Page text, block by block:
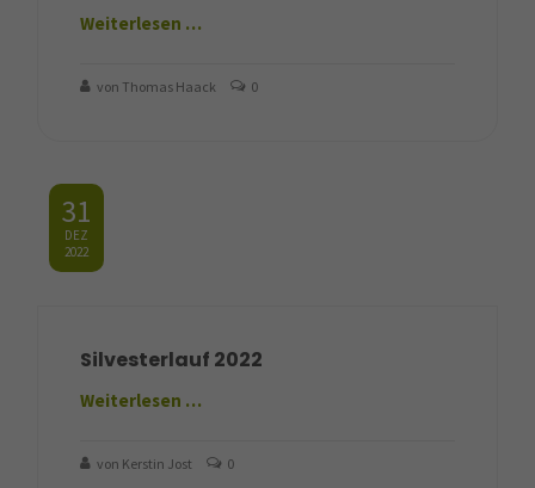
Weiterlesen …
von Thomas Haack 0
31
DEZ
2022
Silvesterlauf 2022
Weiterlesen …
von Kerstin Jost 0